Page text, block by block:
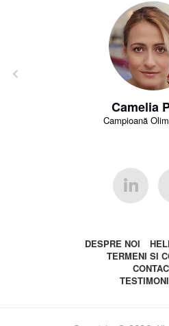
Camelia
Campioană
DESPRE NOI
TERMENI SI